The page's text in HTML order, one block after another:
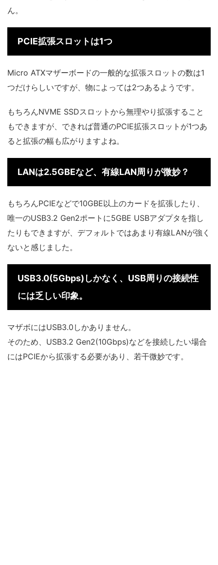
ん。
PCIE拡張スロットは1つ
Micro ATXマザーボードの一般的な拡張スロットの数は1
つだけらしいですが、物によっては2つあるようです。
もちろんNVME SSDスロットから無理やり拡張すること
もできますが、できれば普通のPCIE拡張スロットが1つあ
ると拡張の幅も広がりますよね。
LANは2.5GBEなど、有線LAN周りが微妙？
もちろんPCIEなどで10GBE以上のカードを拡張したり、
唯一のUSB3.2 Gen2ポートに5GBE USBアダプタを指し
たりもできますが、デフォルトではあまり有線LANが強く
ないと感じました。
USB3.0(5Gbps)しかなく、USB周りの接続性
には乏しい印象。
マザボにはUSB3.0しかありません。
そのため、USB3.2 Gen2(10Gbps)などを接続したい場合
にはPCIEから拡張する必要があり、若干微妙です。